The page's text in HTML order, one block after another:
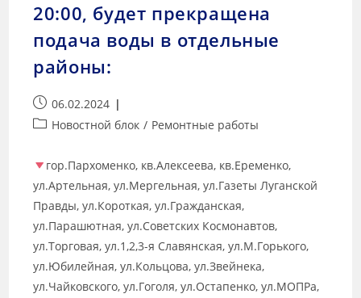
20:00, будет прекращена
подача воды в отдельные
районы:
06.02.2024
Новостной блок / Ремонтные работы
гор.Пархоменко, кв.Алексеева, кв.Еременко,
ул.Артельная, ул.Мергельная, ул.Газеты Луганской
Правды, ул.Короткая, ул.Гражданская,
ул.Парашютная, ул.Советских Космонавтов,
ул.Торговая, ул.1,2,3-я Славянская, ул.М.Горького,
ул.Юбилейная, ул.Кольцова, ул.Звейнека,
ул.Чайковского, ул.Гоголя, ул.Остапенко, ул.МОПРа,